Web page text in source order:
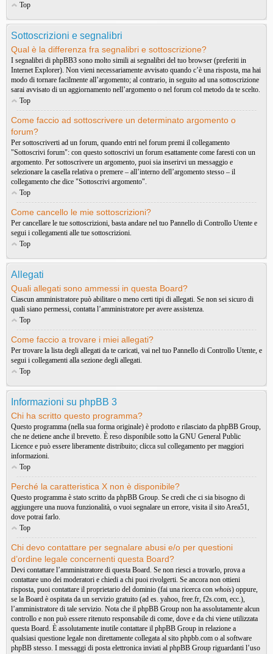
Top
Sottoscrizioni e segnalibri
Qual è la differenza fra segnalibri e sottoscrizione?
I segnalibri di phpBB3 sono molto simili ai segnalibri del tuo browser (preferiti in
Internet Explorer). Non vieni necessariamente avvisato quando c’è una risposta, ma hai
modo di tornare facilmente all’argomento; al contrario, in seguito ad una sottoscrizione
sarai avvisato di un aggiornamento nell’argomento o nel forum col metodo da te scelto.
Top
Come faccio ad sottoscrivere un determinato argomento o
forum?
Per sottoscriverti ad un forum, quando entri nel forum premi il collegamento
"Sottoscrivi forum": con questo sottoscrivi un forum esattamente come faresti con un
argomento. Per sottoscrivere un argomento, puoi sia inserirvi un messaggio e
selezionare la casella relativa o premere – all’interno dell’argomento stesso – il
collegamento che dice "Sottoscrivi argomento".
Top
Come cancello le mie sottoscrizioni?
Per cancellare le tue sottoscrizioni, basta andare nel tuo Pannello di Controllo Utente e
segui i collegamenti alle tue sottoscrizioni.
Top
Allegati
Quali allegati sono ammessi in questa Board?
Ciascun amministratore può abilitare o meno certi tipi di allegati. Se non sei sicuro di
quali siano permessi, contatta l’amministratore per avere assistenza.
Top
Come faccio a trovare i miei allegati?
Per trovare la lista degli allegati da te caricati, vai nel tuo Pannello di Controllo Utente, e
segui i collegamenti alla sezione degli allegati.
Top
Informazioni su phpBB 3
Chi ha scritto questo programma?
Questo programma (nella sua forma originale) è prodotto e rilasciato da phpBB Group,
che ne detiene anche il brevetto. È reso disponibile sotto la GNU General Public
Licence e può essere liberamente distribuito; clicca sul collegamento per maggiori
informazioni.
Top
Perché la caratteristica X non è disponibile?
Questo programma è stato scritto da phpBB Group. Se credi che ci sia bisogno di
aggiungere una nuova funzionalità, o vuoi segnalare un errore, visita il sitoArea51,
dove potrai farlo.
Top
Chi devo contattare per segnalare abusi e/o per questioni
d’ordine legale concernenti questa Board?
Devi contattare l’amministratore di questa Board. Se non riesci a trovarlo, prova a
contattare uno dei moderatori e chiedi a chi puoi rivolgerti. Se ancora non ottieni
risposta, puoi contattare il proprietario del dominio (fai una ricerca con whois) oppure,
se la Board è ospitata da un servizio gratuito (ad es. yahoo, free.fr, f2s.com, ecc.),
l’amministratore di tale servizio. Nota che il phpBB Group non ha assolutamente alcun
controllo e non può essere ritenuto responsabile di come, dove e da chi viene utilizzata
questa Board. È assolutamente inutile contattare il phpBB Group in relazione a
qualsiasi questione legale non direttamente collegata al sito phpbb.com o al software
phpBB stesso. I messaggi di posta elettronica inviati al phpBB Group riguardanti l’uso